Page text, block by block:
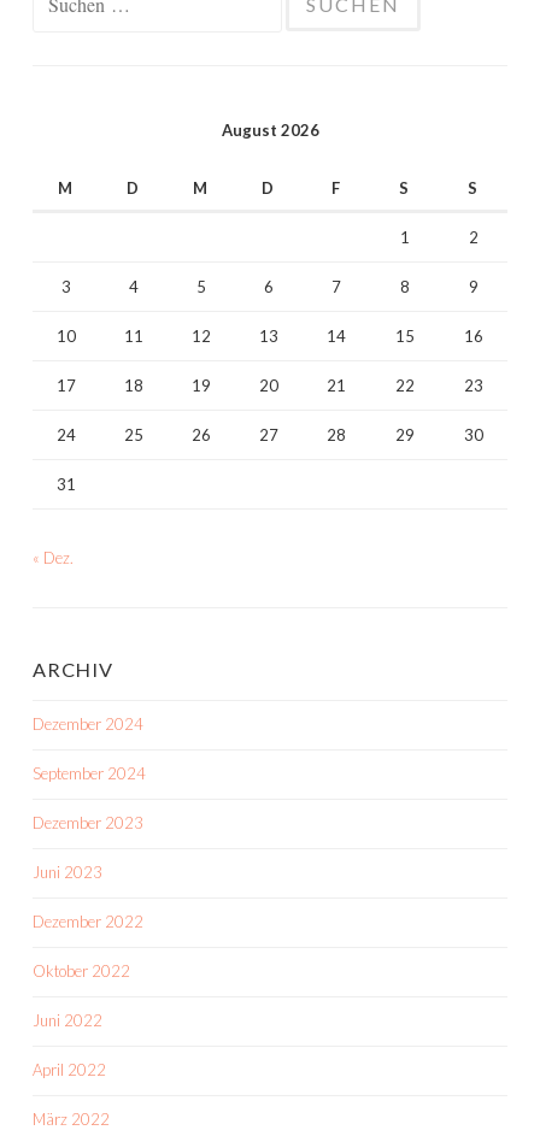
August 2026
M D M D F S S
1 2
3 4 5 6 7 8 9
10 11 12 13 14 15 16
17 18 19 20 21 22 23
24 25 26 27 28 29 30
31
« Dez.
ARCHIV
Dezember 2024
September 2024
Dezember 2023
Juni 2023
Dezember 2022
Oktober 2022
Juni 2022
April 2022
März 2022